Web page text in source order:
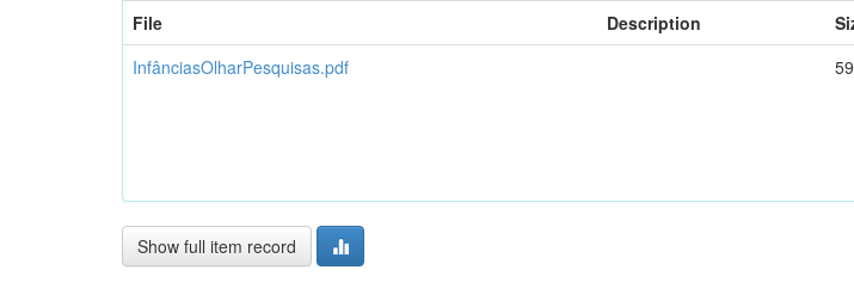
File
Description
InfânciasOlharPesquisas.pdf
Show full item record